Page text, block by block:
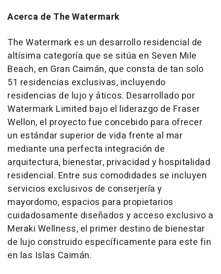
Acerca de The Watermark
The Watermark es un desarrollo residencial de
altísima categoría que se sitúa en Seven Mile
Beach, en Gran Caimán, que consta de tan solo
51 residencias exclusivas, incluyendo
residencias de lujo y áticos. Desarrollado por
Watermark Limited bajo el liderazgo de Fraser
Wellon, el proyecto fue concebido para ofrecer
un estándar superior de vida frente al mar
mediante una perfecta integración de
arquitectura, bienestar, privacidad y hospitalidad
residencial. Entre sus comodidades se incluyen
servicios exclusivos de conserjería y
mayordomo, espacios para propietarios
cuidadosamente diseñados y acceso exclusivo a
Meraki Wellness, el primer destino de bienestar
de lujo construido específicamente para este fin
en las Islas Caimán.